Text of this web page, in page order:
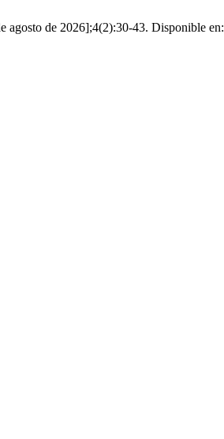
de 2026];4(2):30-43. Disponible en: